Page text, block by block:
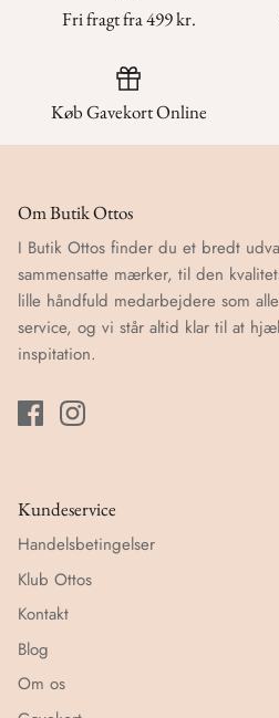
Fri fragt fra 499 kr.
Køb Gavekort Online
Om Butik Ottos
I Butik Ottos finder du et bredt
sammensatte mærker, til den
lille håndfuld medarbejdere som
service, og vi står altid klar til at
inspitation.
Kundeservice
Handelsbetingelser
Klub Ottos
Kontakt
Blog
Om os